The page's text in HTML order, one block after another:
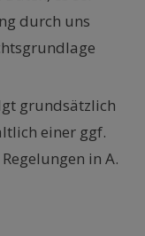
durch uns
grundsätzlich
einer ggf.
in A.